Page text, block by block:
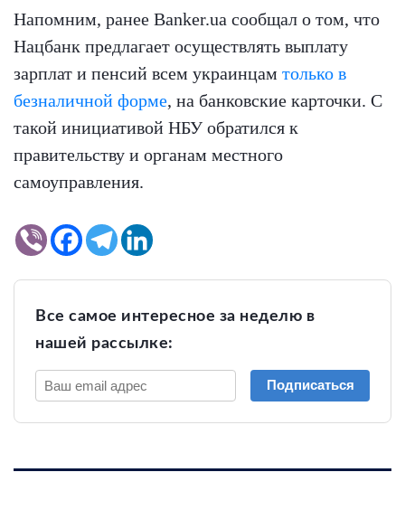
Напомним, ранее Banker.ua сообщал о том, что
Нацбанк предлагает осуществлять выплату
зарплат и пенсий всем украинцам только в
безналичной форме, на банковские карточки. С
такой инициативой НБУ обратился к
правительству и органам местного
самоуправления.
Все самое интересное за неделю в
нашей рассылке:
Подписаться